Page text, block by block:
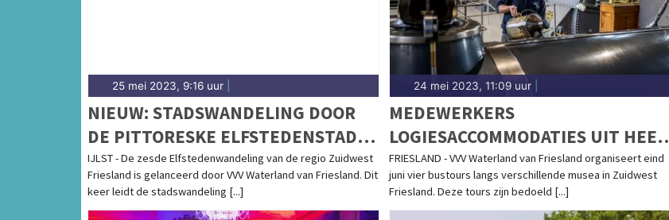
25 mei 2023, 9:16 uur
NIEUW: STADSWANDELING DOOR
DE PITTORESKE ELFSTEDENSTAD
IJLST
IJLST - De zesde Elfstedenwandeling van de regio Zuidwest
Friesland is gelanceerd door VVV Waterland van Friesland. Dit
keer leidt de stadswandeling [...]
24 mei 2023, 11:09 uur|
MEDEWERKERS
LOGIESACCOMMODATIES UIT HEEL
FRIESLAND MOGEN GRATIS OP
BUSTOUR LANGS MUSEA IN
ZUIDWEST FRIESLAND
FRIESLAND - VVV Waterland van Friesland organiseert eind
juni vier bustours langs verschillende musea in Zuidwest
Friesland. Deze tours zijn bedoeld [...]